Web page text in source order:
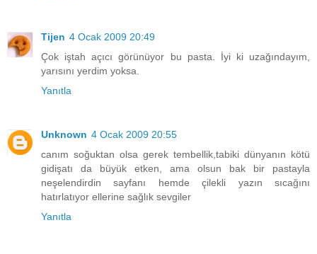
Tijen 4 Ocak 2009 20:49
Çok iştah açıcı görünüyor bu pasta. İyi ki uzağındayım,
yarısını yerdim yoksa.
Yanıtla
Unknown 4 Ocak 2009 20:55
canım soğuktan olsa gerek tembellik,tabiki dünyanın kötü
gidişatı da büyük etken, ama olsun bak bir pastayla
neşelendirdin sayfanı hemde çilekli yazın sıcağını
hatırlatıyor ellerine sağlık sevgiler
Yanıtla